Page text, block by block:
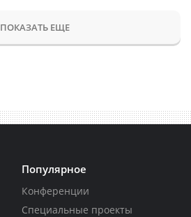
ПОКАЗАТЬ ЕЩЕ
Популярное
Конференции
Специальные проекты